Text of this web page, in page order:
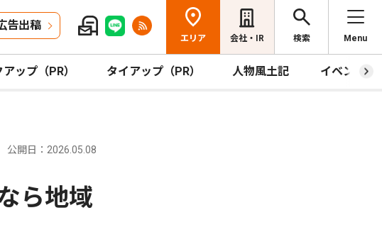
告出稿
エリア 会社・IR 検索 Menu
ップ（PR） タイアップ（PR） 人物風土記 イベント
公開日：2026.05.08
ら地域